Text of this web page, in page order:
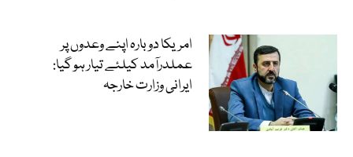
امریکا دوبارہ اپنے وعدوں پر
عملدرآمد کیلئے تیار ہو گیا:
ایرانی وزارت خارجہ